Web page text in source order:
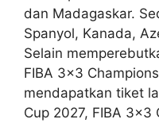
dan Madagaskar.
Spanyol, Kanada,
Selain
FIBA 3×3
mendapatkan tiket
Cup 2027, FIBA 3×3